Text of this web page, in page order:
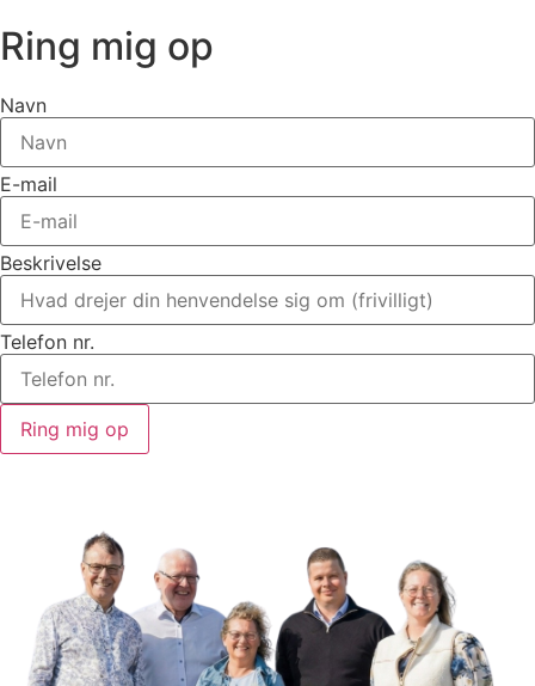
Ring mig op
Navn
E-mail
Beskrivelse
Telefon nr.
Ring mig op